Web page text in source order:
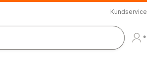
Kundservice